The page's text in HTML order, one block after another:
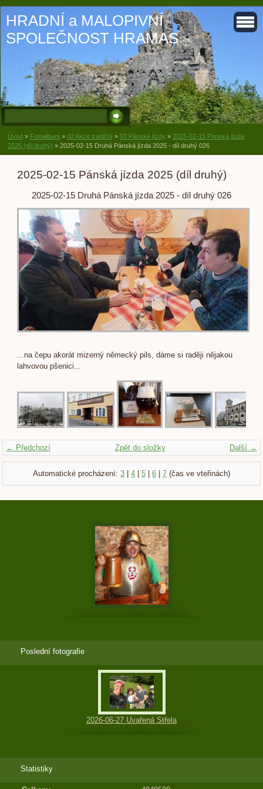
HRADNÍ a MALOPIVNÍ
SPOLEČNOST HRAMAS
Úvod » Fotoalbum » 02 Akce tradiční » 03 Pánské jízdy » 2025-02-15 Pánská jízda
2025 (díl druhý) » 2025-02-15 Druhá Pánská jízda 2025 - díl druhý 026
2025-02-15 Pánská jízda 2025 (díl druhý)
2025-02-15 Druhá Pánská jízda 2025 - díl druhý 026
...na čepu akorát mizerný německý pils, dáme si raději nějakou
lahvovou pšenici...
← Předchozí Další →
Zpět do složky
Automatické procházení: 3 4 5 6 7 (čas ve vteřinách)
Poslední fotografie
2026-06-27 Uvařená Střela
Statistiky